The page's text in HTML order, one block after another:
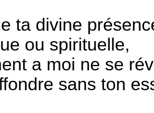
ta divine
ou spirituelle,
a moi ne se
sans ton